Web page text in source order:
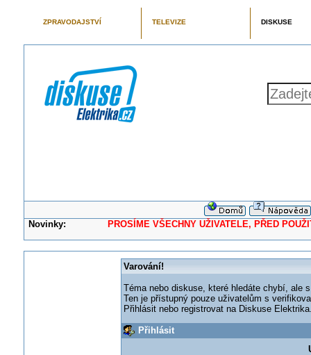
ZPRAVODAJSTVÍ TELEVIZE DISKUSE
Novinky: PROSÍME VŠECHNY UŽIVATELE, PŘED
Varování!
Téma nebo diskuse, které hledáte chybí, ale
Ten je přístupný pouze uživatelům s
Přihlásit nebo registrovat na Diskuse
Přihlásit